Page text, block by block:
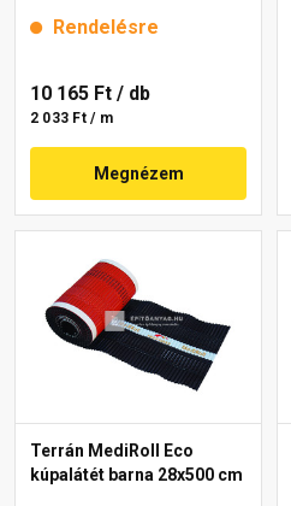
Rendelésre
10 165 Ft / db
2 033 Ft / m
Megnézem
Terrán MediRoll Eco
kúpalátét barna 28x500 cm